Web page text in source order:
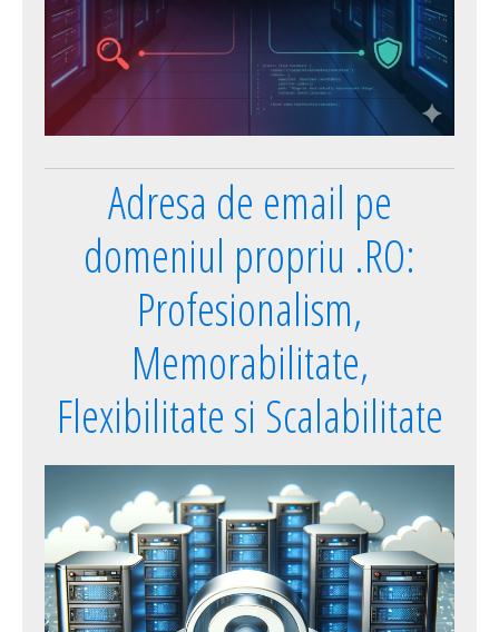
Adresa de email pe
domeniul propriu .RO:
Profesionalism,
Memorabilitate,
Flexibilitate si Scalabilitate